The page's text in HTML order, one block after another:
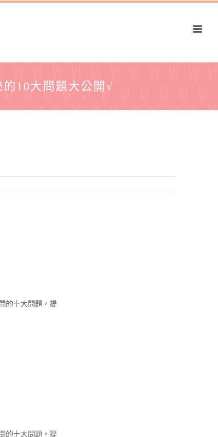
10大問題大公開√
的十大問題，提
的十大問題，提